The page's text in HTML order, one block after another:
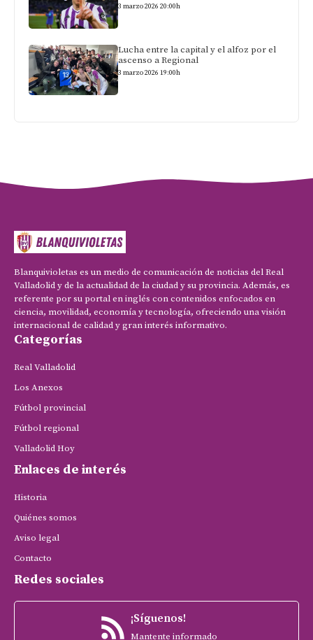
3 marzo 2026 20:00h
Lucha entre la capital y el alfoz por el
ascenso a Regional
3 marzo 2026 19:00h
Blanquivioletas es un medio de comunicación de noticias del Real
Valladolid y de la actualidad de la ciudad y su provincia. Además, es
referente por su portal en inglés con contenidos enfocados en
ciencia, movilidad, economía y tecnología, ofreciendo una visión
internacional de calidad y gran interés informativo.
Categorías
Real Valladolid
Los Anexos
Fútbol provincial
Fútbol regional
Valladolid Hoy
Enlaces de interés
Historia
Quiénes somos
Aviso legal
Contacto
Redes sociales
¡Síguenos!
Mantente informado